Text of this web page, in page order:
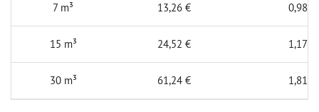
7 m³ 13,26 €
15 m³ 24,52 €
30 m³ 61,24 €